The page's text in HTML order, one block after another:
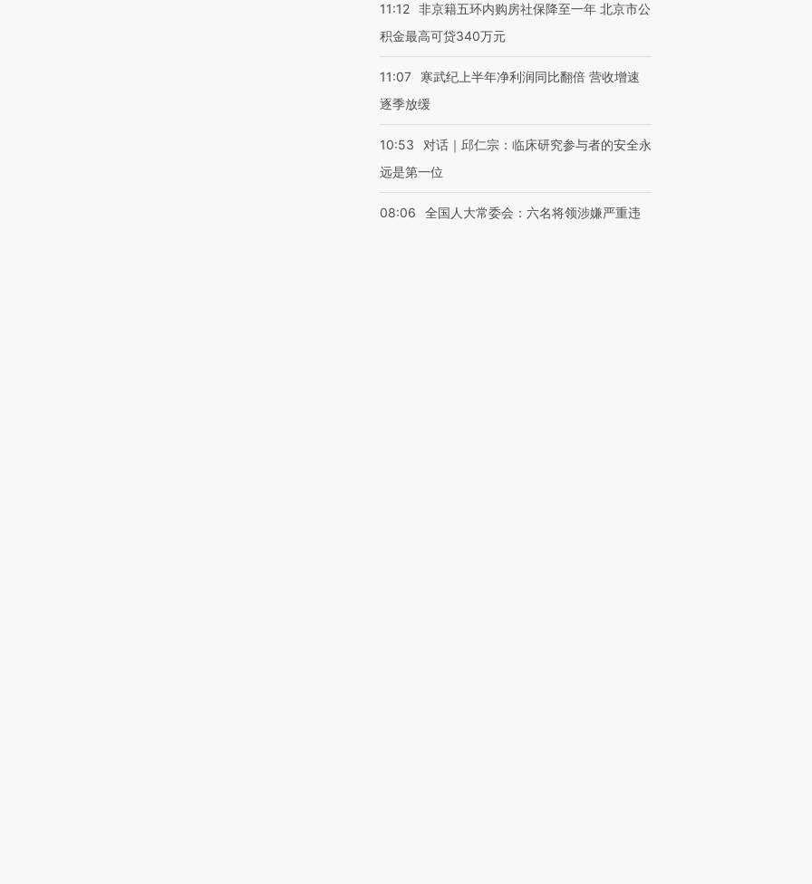
11:12 非京籍五环内购房社保降至一年 北京市公
积金最高可贷340万元
11:07
寒武纪上半年净利润同比翻倍 营收增速
逐季放缓
10:53
对话｜邱仁宗：临床研究参与者的安全永
远是第一位
08:06
全国人大常委会：六名将领涉嫌严重违